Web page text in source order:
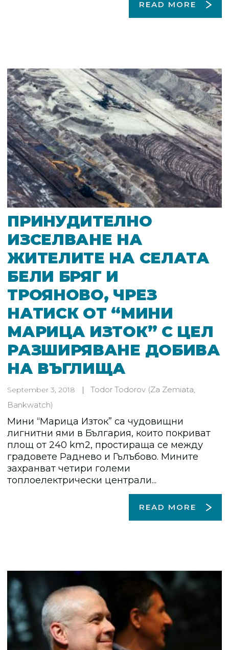
READ MORE
ПРИНУДИТЕЛНО
ИЗСЕЛВАНЕ НА
ЖИТЕЛИТЕ НА СЕЛАТА
БЕЛИ БРЯГ И
ТРОЯНОВО, ЧРЕЗ
НАТИСК ОТ “МИНИ
МАРИЦА ИЗТОК” С ЦЕЛ
РАЗШИРЯВАНЕ ДОБИВА
НА ВЪГЛИЩА
September 3, 2018 Todor Todorov (Za Zemiata,
Bankwatch)
Мини “Марица Изток” са чудовищни
лигнитни ями в България, които покриват
площ от 240 km2, простираща се между
градовете Раднево и Гълъбово. Мините
захранват четири големи
топлоелектрически централи...
READ MORE